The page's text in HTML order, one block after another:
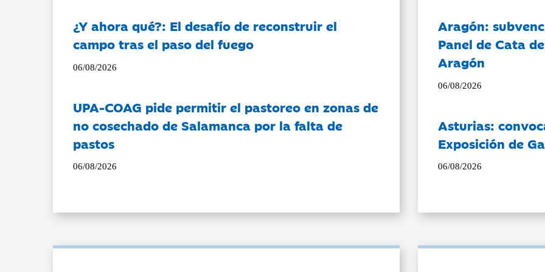
¿Y ahora qué?: El desafío de reconstruir el
campo tras el paso del fuego
06/08/2026
UPA-COAG pide permitir el pastoreo en zonas de
no cosechado de Salamanca por la falta de
pastos
06/08/2026
Aragón:
Panel de Cata
Aragón
06/08/2026
Asturias:
Exposición de
06/08/2026